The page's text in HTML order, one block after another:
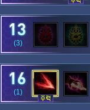
(3)
(1)